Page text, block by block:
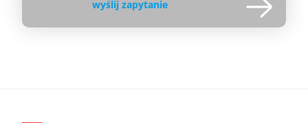
wyślij zapytanie